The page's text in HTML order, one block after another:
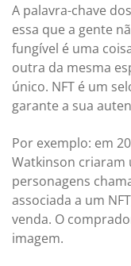
A palavra-chave
essa que a gente
fungível é uma
outra da mesma
único. NFT é um
garante a sua
Por exemplo: em
Watkinson criaram
personagens
associada a um
venda. O
imagem.